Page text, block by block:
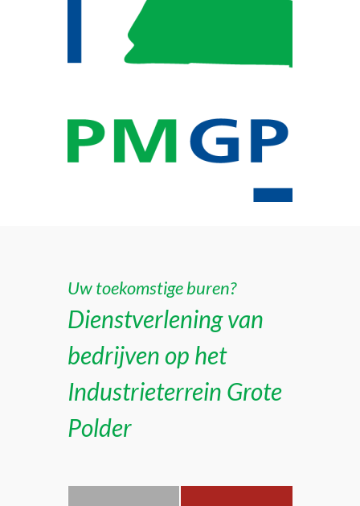
Uw toekomstige buren?
Dienstverlening van
bedrijven op het
Industrieterrein Grote
Polder